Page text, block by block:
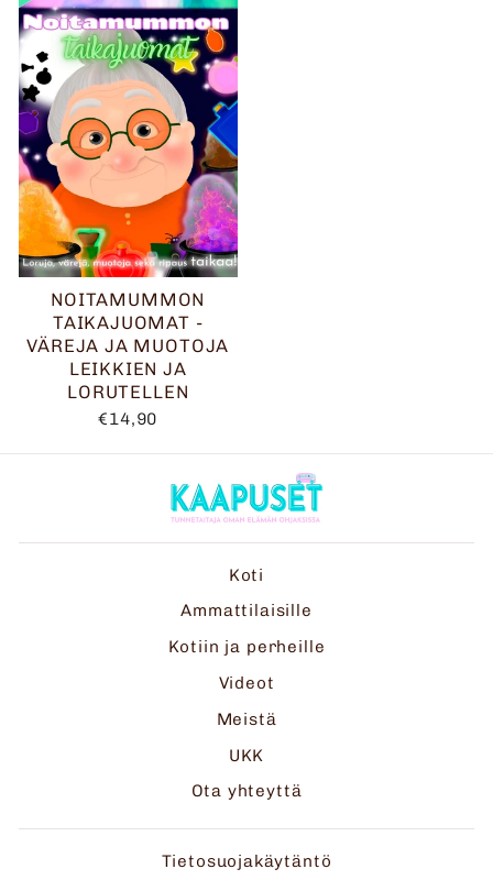
NOITAMUMMON
TAIKAJUOMAT -
VÄREJA JA MUOTOJA
LEIKKIEN JA
LORUTELLEN
€14,90
Koti
Ammattilaisille
Kotiin ja perheille
Videot
Meistä
UKK
Ota yhteyttä
Tietosuojakäytäntö